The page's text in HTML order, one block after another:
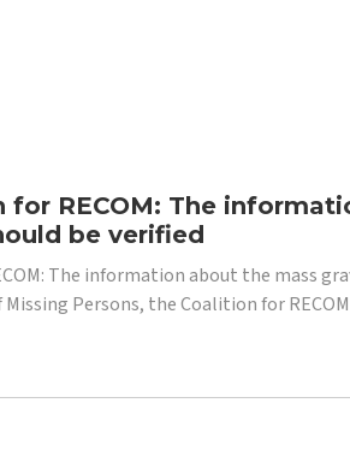
for RECOM: The
be verified
The information about the mass
Persons, the Coalition for